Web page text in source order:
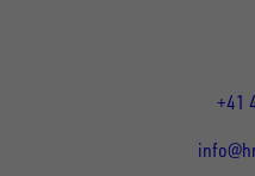
+41